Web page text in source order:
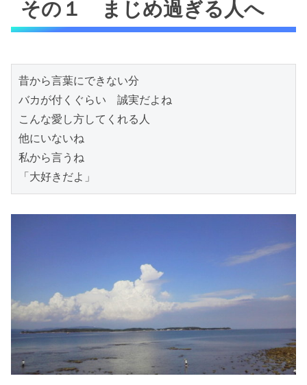
その１ まじめ過ぎる人へ
昔から言葉にできない分
バカが付くぐらい　誠実だよね
こんな愛し方してくれる人
他にいないね
私から言うね
「大好きだよ」